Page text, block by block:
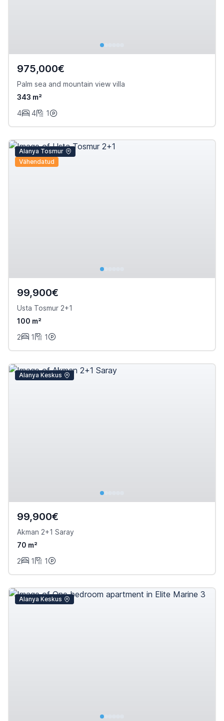
975,000€
Palm sea and mountain view villa
343 m²
4
4 1
Alanya Tosmur
Vähendatud
99,900€
Usta Tosmur 2+1
100 m²
2
1 1
Alanya Keskus
99,900€
Akman 2+1 Saray
70 m²
2
1 1
Alanya Keskus